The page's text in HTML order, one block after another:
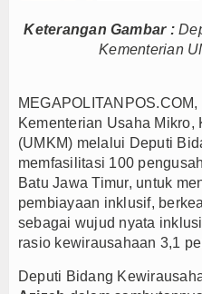
PWI dan
Nurhadi
Ketum
Ketum
Hari Jadi
Jejak
Mensos
Kinerja BNI
PTPN I
PWI dan
Keterangan Gambar :
Kementerian
Kementerian Usaha Mikro,
(UMKM) melalui Deputi
memfasilitasi 100
Batu Jawa Timur, untuk
pembiayaan inklusif,
sebagai wujud nyata
rasio kewirausahaan 3,1
Deputi Bidang